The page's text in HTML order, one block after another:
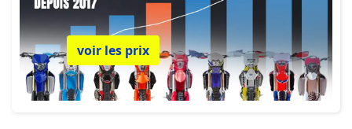
voir les prix